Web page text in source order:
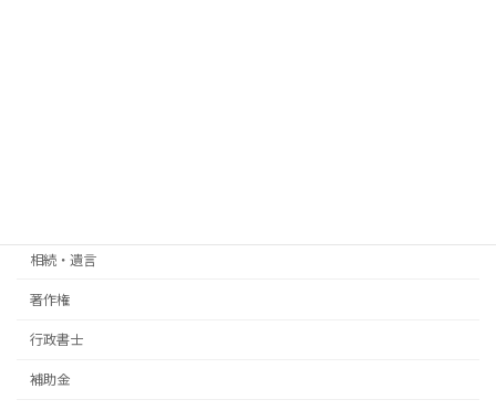
相続・遺言
著作権
行政書士
補助金